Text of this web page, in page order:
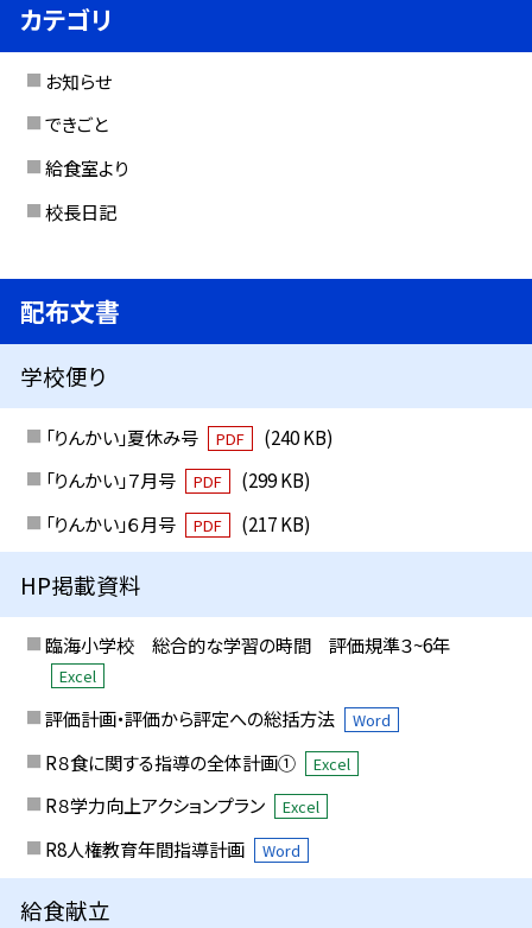
カテゴリ
お知らせ
できごと
給食室より
校長日記
配布文書
学校便り
「りんかい」夏休み号 PDF
(240 KB)
「りんかい」７月号
PDF
(299 KB)
「りんかい」６月号
PDF (217 KB)
HP掲載資料
臨海小学校 総合的な学習の時間 評価規準３~6年
Excel
評価計画・評価から評定への総括方法 Word
R８食に関する指導の全体計画① Excel
R８学力向上アクションプラン Excel
R8人権教育年間指導計画 Word
給食献立